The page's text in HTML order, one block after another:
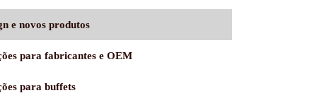
e novos produtos
para fabricantes e OEM
para buffets